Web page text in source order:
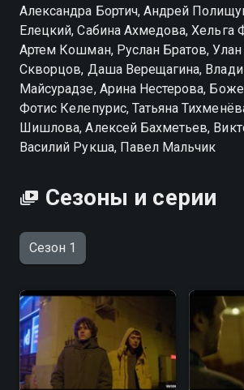
Александра Бортич, Андрей
Елецкий, Сабина Ахмедова, Хельга
Артем Кошман, Руслан Братов,
Скворцов, Даша Верещагина,
Майсурадзе, Арина Нестерова,
Фотис Келепурис, Татьяна
Шишлова, Алексей Бахметьев,
Василий Рукша, Павел Мальчик
Сезоны и серии
Сезон 1